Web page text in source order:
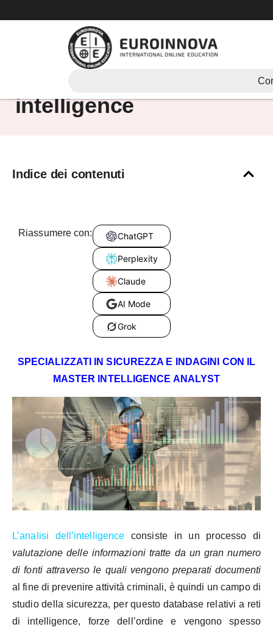
al
Analista esperto di
intelligence
Indice dei contenuti
Riassumere con: ChatGPT
Perplexity
Claude
AI Mode
Grok
SPECIALIZZATI IN SICUREZZA E INDAGINI CON IL
MASTER INTELLIGENCE ANALYST
L’analisi dell’intelligence consiste in un processo di
valutazione delle informazioni tratte da un gran numero
di fonti attraverso le quali vengono preparati documenti
al fine di prevenire attività criminali, è quindi un campo di
studio della sicurezza, per questo database relativi a reti
di intelligence, forze dell’ordine e vengono spesso